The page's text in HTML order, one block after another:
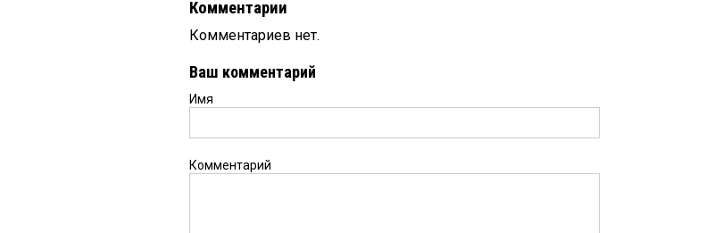
Комментарии
Комментариев нет.
Ваш комментарий
Имя
Комментарий